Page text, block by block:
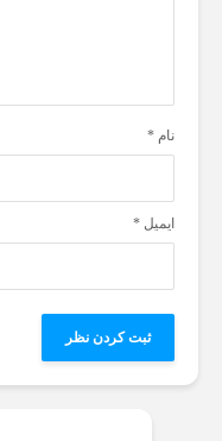
نام *
ایمیل *